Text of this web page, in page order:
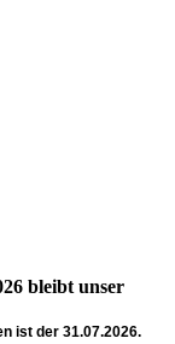
bleibt unser
ist der 31.07.2026.